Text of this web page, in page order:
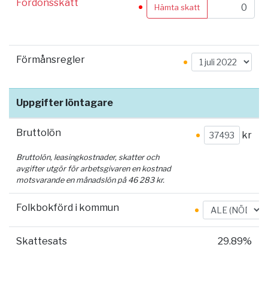
Fordonsskatt Hämta skatt
Förmånsregler
Uppgifter löntagare
Bruttolön kr
Bruttolön, leasingkostnader, skatter och
avgifter utgör för arbetsgivaren en kostnad
motsvarande en månadslön på 46 283kr.
Folkbokförd i kommun
Skattesats 29.89%